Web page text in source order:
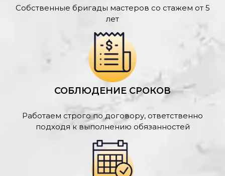
Собственные бригады мастеров со стажем от 5
лет
СОБЛЮДЕНИЕ СРОКОВ
Работаем строго по договору, ответственно
подходя к выполнению обязанностей